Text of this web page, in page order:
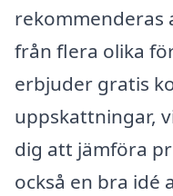
från flera olika
erbjuder gratis
uppskattningar,
dig att jämföra
också en bra idé